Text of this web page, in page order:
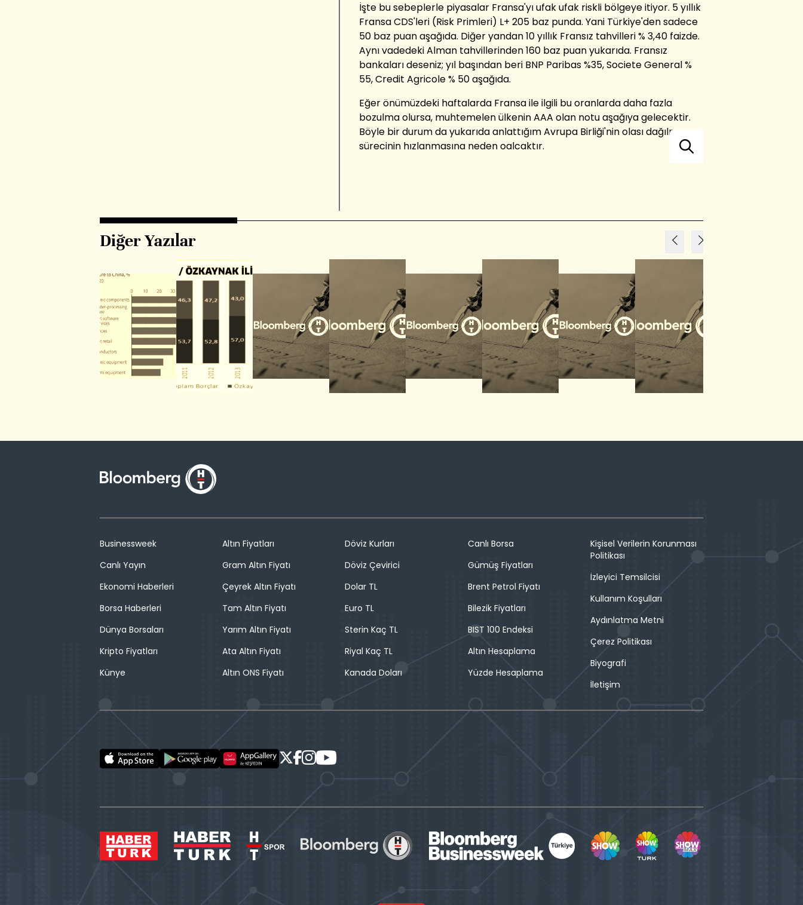
İşte bu sebeplerle piyasalar Fransa'yı ufak ufak riskli bölgeye itiyor. 5 yıllık
Fransa CDS'leri (Risk Primleri) L+ 205 baz punda. Yani Türkiye'den sadece
50 baz puan aşağıda. Diğer yandan 10 yıllık Fransız tahvilleri % 3,40 faizde.
Aynı vadedeki Alman tahvillerinden 160 baz puan yukarıda. Fransız
bankaları deseniz; yıl başından beri BNP Paribas %35, Societe General %
55, Credit Agricole % 50 aşağıda.
Eğer önümüzdeki haftalarda Fransa ile ilgili bu oranlarda daha fazla
bozulma olursa, muhtemelen ülkenin AAA olan notu aşağıya gelecektir.
Böyle bir durum da yukarıda anlattığım Avrupa Birliği'nin olası dağılma
sürecinin hızlanmasına neden oalcaktır.
Diğer Yazılar
Businessweek
Canlı Yayın
Ekonomi Haberleri
Borsa Haberleri
Dünya Borsaları
Kripto Fiyatları
Künye
Altın Fiyatları
Gram Altın Fiyatı
Çeyrek Altın Fiyatı
Tam Altın Fiyatı
Yarım Altın Fiyatı
Ata Altın Fiyatı
Altın ONS Fiyatı
Döviz Kurları
Döviz Çevirici
Dolar TL
Euro TL
Sterin Kaç TL
Riyal Kaç TL
Kanada Doları
Canlı Borsa
Gümüş Fiyatları
Brent Petrol Fiyatı
Bilezik Fiyatları
BIST 100 Endeksi
Altın Hesaplama
Yüzde Hesaplama
Kişisel Verilerin Korunması
Politikası
İzleyici Temsilcisi
Kullanım Koşulları
Aydınlatma Metni
Çerez Politikası
Biyografi
İletişim